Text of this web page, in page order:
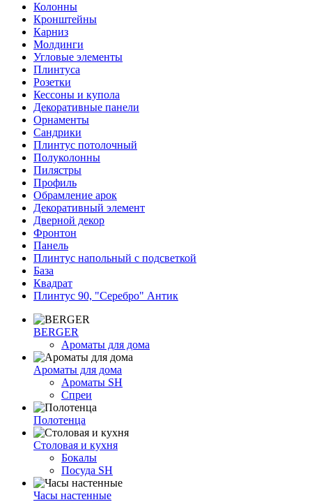
Колонны
Кронштейны
Карниз
Молдинги
Угловые элементы
Плинтуса
Розетки
Кессоны и купола
Декоративные панели
Орнаменты
Сандрики
Плинтус потолочный
Полуколонны
Пилястры
Профиль
Обрамление арок
Декоративный элемент
Дверной декор
Фронтон
Панель
Плинтус напольный с подсветкой
База
Квадрат
Плинтус 90, "Серебро" Антик
BERGER
Ароматы для дома
Ароматы для дома
Ароматы SH
Спреи
Полотенца
Столовая и кухня
Бокалы
Посуда SH
Часы настенные